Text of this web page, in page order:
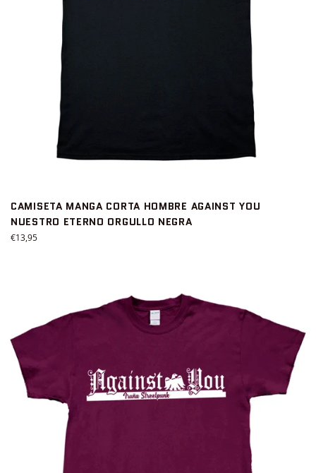
CAMISETA MANGA CORTA HOMBRE AGAINST YOU
NUESTRO ETERNO ORGULLO NEGRA
Precio
€13,95